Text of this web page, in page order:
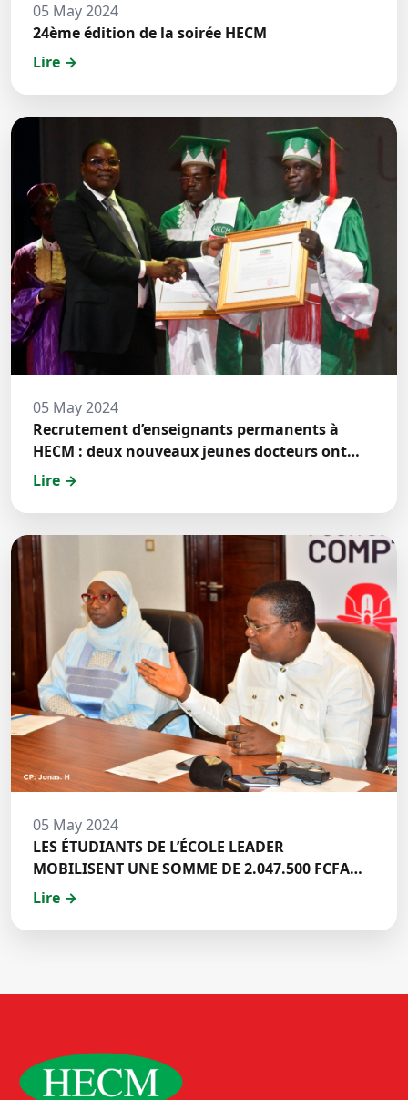
05 May 2024
24ème édition de la soirée HECM
Lire →
05 May 2024
Recrutement d’enseignants permanents à
HECM : deux nouveaux jeunes docteurs ont
prêté́ serment
Lire →
05 May 2024
LES ÉTUDIANTS DE L’ÉCOLE LEADER
MOBILISENT UNE SOMME DE 2.047.500 FCFA
POUR LE FONDS ZÉRO PALU:DISCOURS DE M.
DE HECM
Lire →